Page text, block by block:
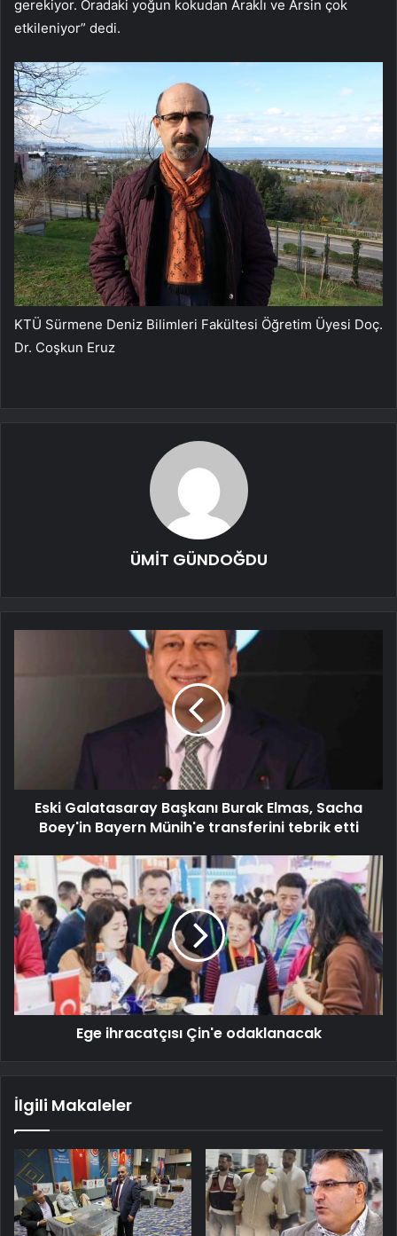
gerekiyor. Oradaki yoğun kokudan Araklı ve Arsin çok
etkileniyor” dedi.
KTÜ Sürmene Deniz Bilimleri Fakültesi Öğretim Üyesi Doç.
Dr. Coşkun Eruz
ÜMİT GÜNDOĞDU
Eski Galatasaray Başkanı Burak Elmas, Sacha
Boey'in Bayern Münih'e transferini tebrik etti
Ege ihracatçısı Çin'e odaklanacak
İlgili Makaleler